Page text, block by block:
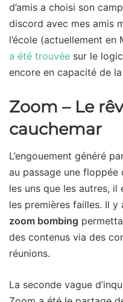
d’amis a choisi son
discord avec mes amis
l’école (actuellement
a été trouvée sur le
encore en capacité de
Zoom – Le
cauchemar
L’engouement généré
au passage une floppée
les uns que les autres,
les premières failles. Il y
zoom bombing
des contenus via des
réunions.
La seconde vague